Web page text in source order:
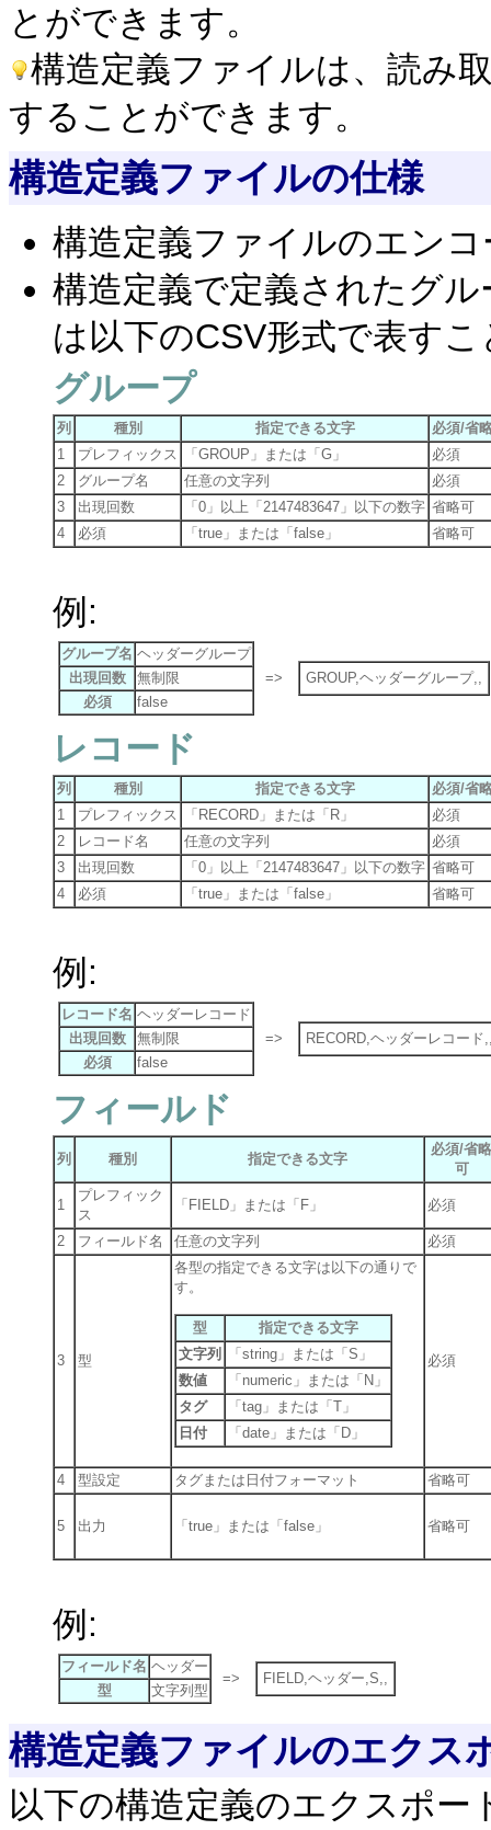
とができます。
構造定義ファイルは、読み
することができます。
構造定義ファイルの仕様
構造定義ファイルのエン
構造定義で定義されたグ
は以下のCSV形式で表す
グループ
列 種別 指定できる文字
必須/省
1
プレフィックス 「GROUP」または「G」
必須
2
グループ名 任意の文字列
必須
3
出現回数 「0」以上「2147483647」以下の数字 省略可
4
必須 「true」または「false」 省略可
例:
グループ名 ヘッダーグループ
出現回数
無制限
必須
false
=> GROUP,ヘッダーグループ,,
レコード
列 種別 指定できる文字
必須/省
1
プレフィックス 「RECORD」または「R」
必須
2
レコード名 任意の文字列
必須
3
出現回数 「0」以上「2147483647」以下の数字 省略可
4
必須 「true」または「false」 省略可
例:
レコード名 ヘッダーレコード
出現回数
無制限
必須
false
=> RECORD,ヘッダーレコード
フィールド
列 種別 指定できる文字
必須/省略
可
1
プレフィック
ス
「FIELD」または「F」 必須
2 フィールド名 任意の文字列 必須
3 型
各型の指定できる文字は以下の通りで
す。
型
指定できる文字
文字列
「string」または「S」
数値
「numeric」または「N」
タグ
「tag」または「T」
日付
「date」または「D」
必須
4 型設定 タグまたは日付フォーマット 省略可
5 出力 「true」または「false」 省略可
例:
フィールド名 ヘッダー
型
文字列型
=> FIELD,ヘッダー,S,,
構造定義ファイルのエクス
以下の構造定義のエクスポー